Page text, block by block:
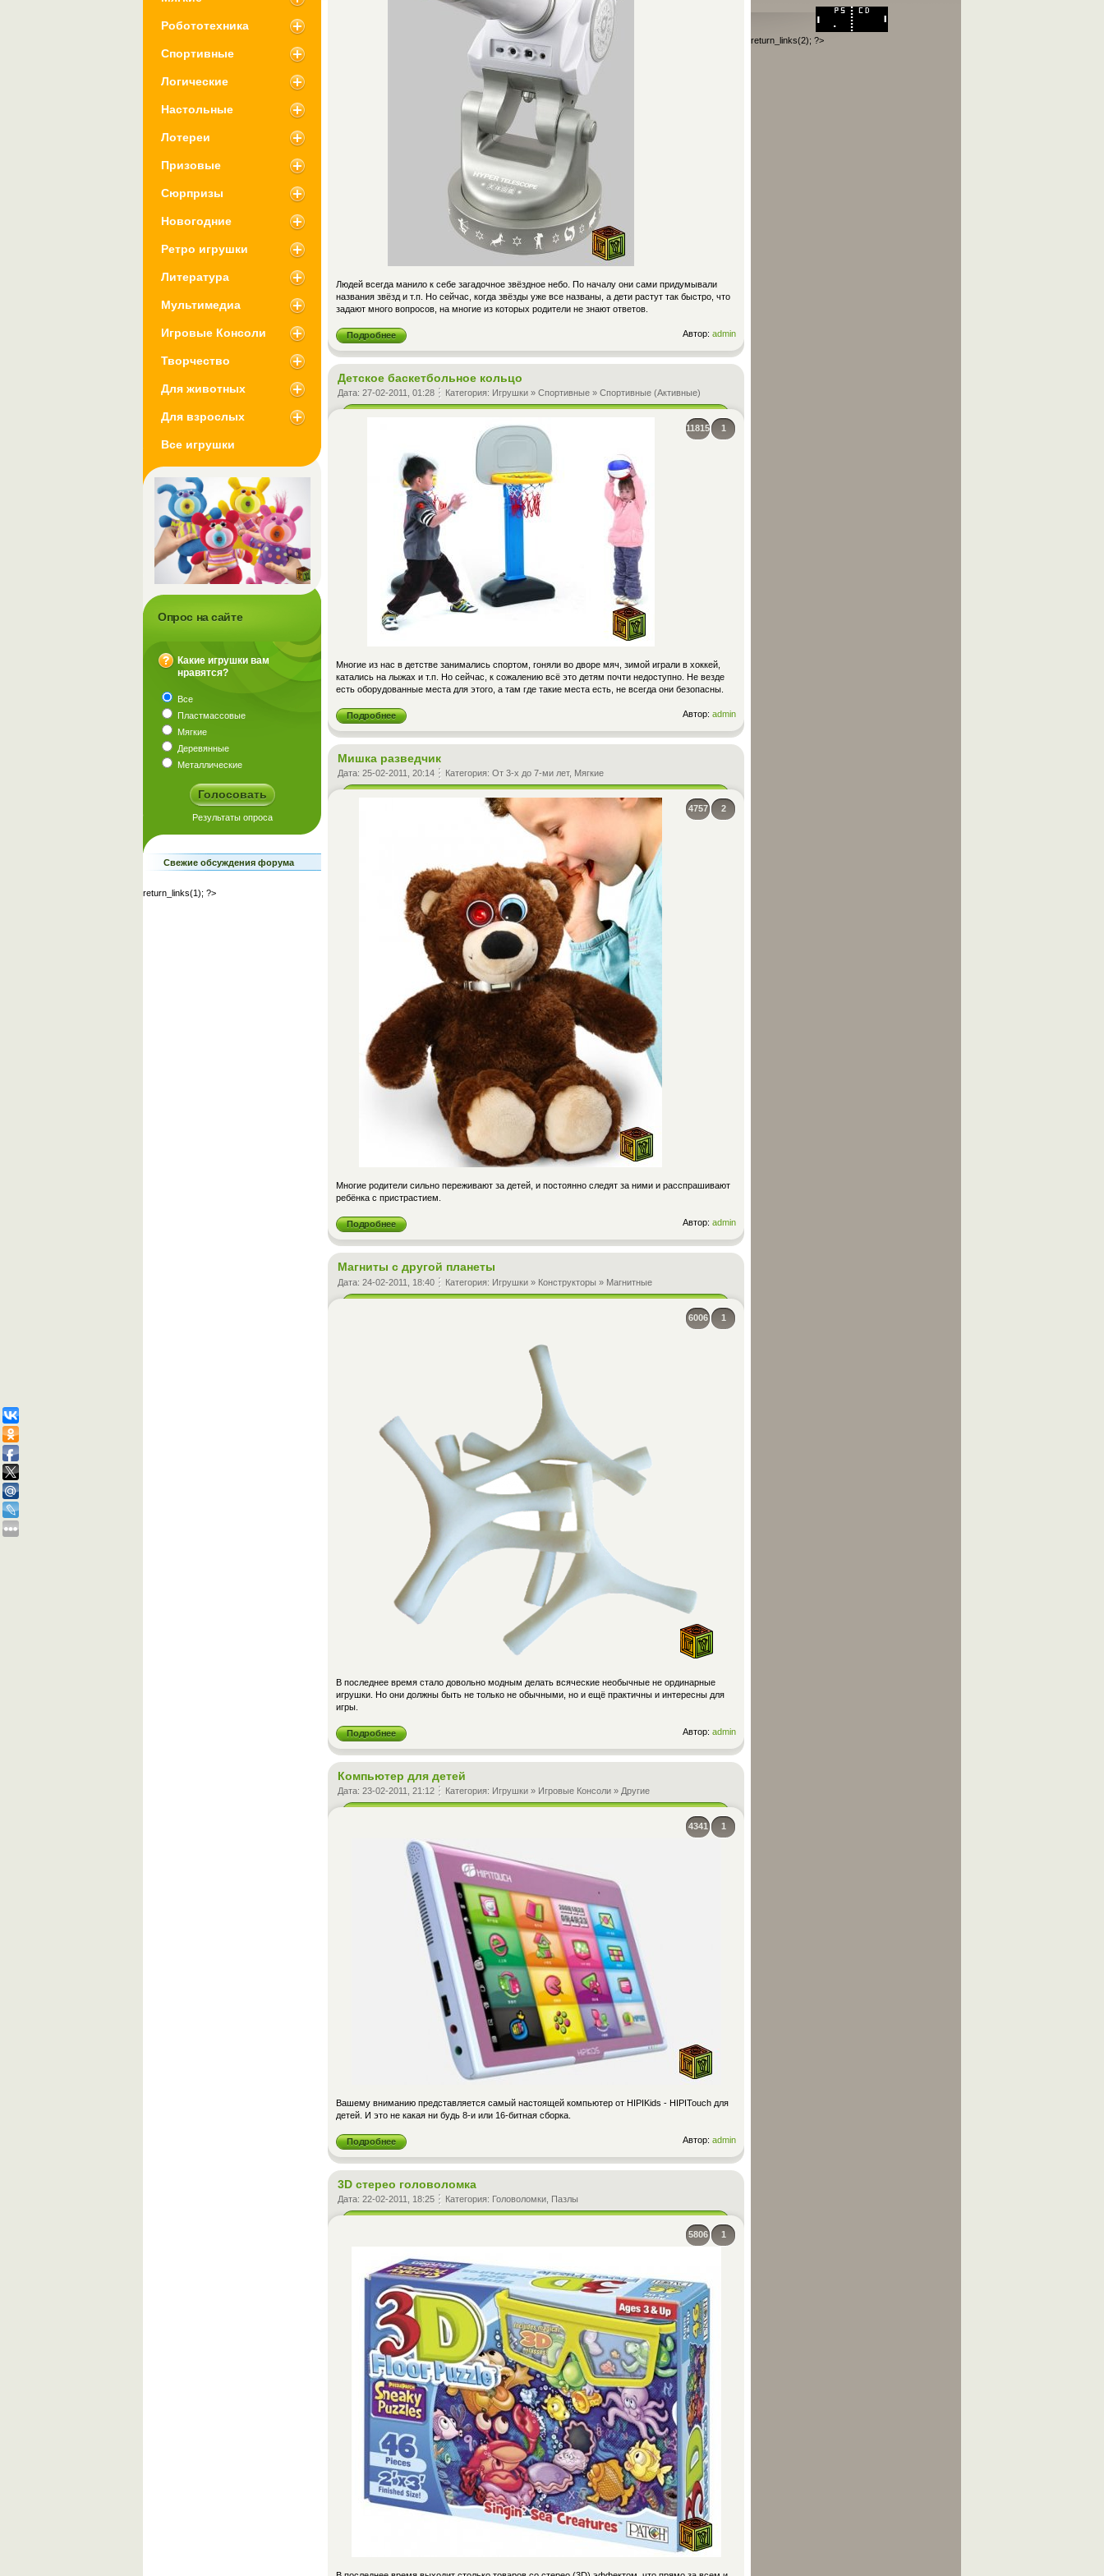
Людей всегда манило к себе загадочное звёздное небо. По началу они сами придумывали
названия звёзд и т.п. Но сейчас, когда звёзды уже все названы, а дети растут так быстро, что
задают много вопросов, на многие из которых родители не знают ответов.
Автор: admin
Подробнее
Детское баскетбольное кольцо
Дата: 27-02-2011, 01:28 Категория: Игрушки » Спортивные » Спортивные (Активные)
1
11815
Многие из нас в детстве занимались спортом, гоняли во дворе мяч, зимой играли в хоккей,
катались на лыжах и т.п. Но сейчас, к сожалению всё это детям почти недоступно. Не везде
есть оборудованные места для этого, а там где такие места есть, не всегда они безопасны.
Автор: admin
Подробнее
Мишка разведчик
Дата: 25-02-2011, 20:14 Категория: От 3-х до 7-ми лет, Мягкие
2
4757
Многие родители сильно переживают за детей, и постоянно следят за ними и расспрашивают
ребёнка с пристрастием.
Автор: admin
Подробнее
Магниты с другой планеты
Дата: 24-02-2011, 18:40 Категория: Игрушки » Конструкторы » Магнитные
1
6006
В последнее время стало довольно модным делать всяческие необычные не ординарные
игрушки. Но они должны быть не только не обычными, но и ещё практичны и интересны для
игры.
Автор: admin
Подробнее
Компьютер для детей
Дата: 23-02-2011, 21:12 Категория: Игрушки » Игровые Консоли » Другие
1
4341
Вашему вниманию представляется самый настоящей компьютер от HIPIKids - HIPITouch для
детей. И это не какая ни будь 8-и или 16-битная сборка.
Автор: admin
Подробнее
3D стерео головоломка
Дата: 22-02-2011, 18:25 Категория: Головоломки Пазлы
1
5806
return_links(2); ?>
Робототехника
Спортивные
Логические
Настольные
Лотереи
Призовые
Сюрпризы
Новогодние
Ретро игрушки
Литература
Мультимедиа
Игровые Консоли
Творчество
Для животных
Для взрослых
Все игрушки
Опрос на сайте
Какие игрушки вам
нравятся?
Все
Пластмассовые
Мягкие
Деревянные
Металлические
Свежие обсуждения форума
return_links(1); ?>